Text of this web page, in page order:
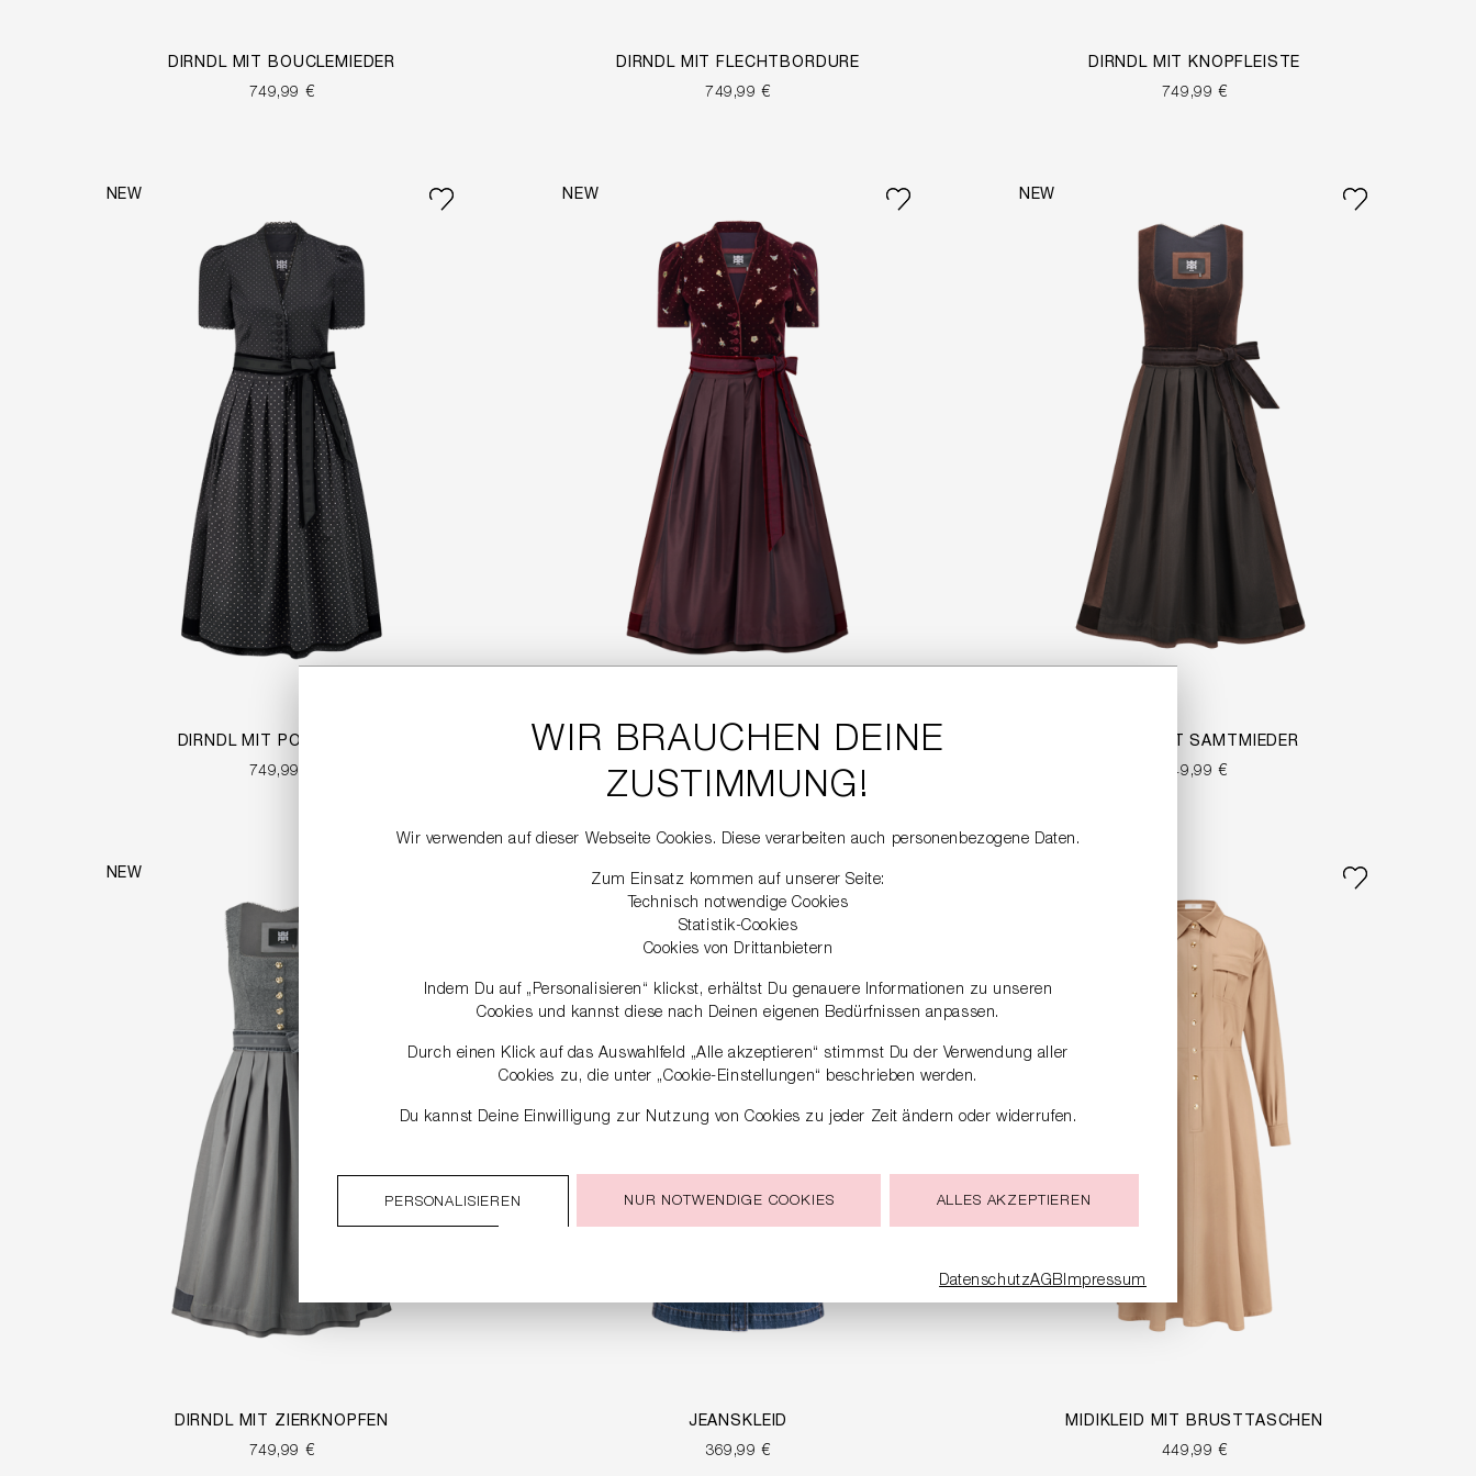
DIRNDL MIT BOUCLÉMIEDER
749,99 €
DIRNDL MIT FLECHTBORDÜRE
749,99 €
DIRNDL MIT KNOPFLEISTE
749,99 €
NEW
DIRNDL MIT POLKA DOTS
749,99 €
NEW
DIRNDL MIT PUFFÄRMELN
799,99 €
NEW
DIRNDL MIT SAMTMIEDER
749,99 €
NEW
DIRNDL MIT ZIERKNÖPFEN
749,99 €
NEW
JEANSKLEID
369,99 €
MIDIKLEID MIT BRUSTTASCHEN
449,99 €
WIR BRAUCHEN DEINE
ZUSTIMMUNG!
Wir verwenden auf dieser Webseite Cookies. Diese verarbeiten auch personenbezogene Daten.
Zum Einsatz kommen auf unserer Seite:
Technisch notwendige Cookies
Statistik-Cookies
Cookies von Drittanbietern
Indem Du auf „Personalisieren“ klickst, erhältst Du genauere Informationen zu unseren
Cookies und kannst diese nach Deinen eigenen Bedürfnissen anpassen.
Durch einen Klick auf das Auswahlfeld „Alle akzeptieren“ stimmst Du der Verwendung aller
Cookies zu, die unter „Cookie-Einstellungen“ beschrieben werden.
Du kannst Deine Einwilligung zur Nutzung von Cookies zu jeder Zeit ändern oder widerrufen.
PERSONALISIEREN NUR NOTWENDIGE COOKIES ALLES AKZEPTIEREN
DatenschutzAGBImpressum